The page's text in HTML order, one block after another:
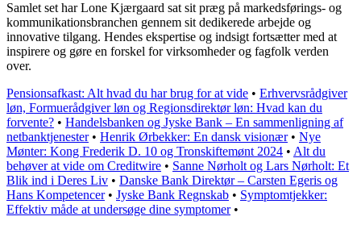
Samlet set har Lone Kjærgaard sat sit præg på markedsførings- og
kommunikationsbranchen gennem sit dedikerede arbejde og
innovative tilgang. Hendes ekspertise og indsigt fortsætter med at
inspirere og gøre en forskel for virksomheder og fagfolk verden
over.
Pensionsafkast: Alt hvad du har brug for at vide • Erhvervsrådgiver
løn, Formuerådgiver løn og Regionsdirektør løn: Hvad kan du
forvente? • Handelsbanken og Jyske Bank – En sammenligning af
netbanktjenester• Henrik Ørbekker: En dansk visionær• Nye
Mønter: Kong Frederik D. 10 og Tronskiftemønt 2024 • Alt du
behøver at vide om Creditwire • Sanne Nørholt og Lars Nørholt: Et
Blik ind i Deres Liv • Danske Bank Direktør – Carsten Egeris og
Hans Kompetencer• Jyske Bank Regnskab • Symptomtjekker:
Effektiv måde at undersøge dine symptomer•